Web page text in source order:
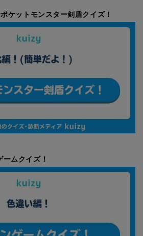
ケットモンスター剣盾クイズ！
ムクイズ！